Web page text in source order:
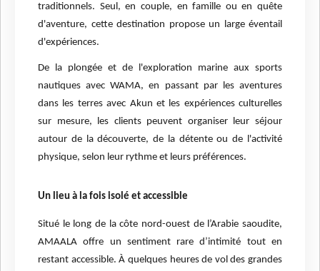
traditionnels. Seul, en couple, en famille ou en quête
d'aventure, cette destination propose un large éventail
d'expériences.
De la plongée et de l'exploration marine aux sports
nautiques avec WAMA, en passant par les aventures
dans les terres avec Akun et les expériences culturelles
sur mesure, les clients peuvent organiser leur séjour
autour de la découverte, de la détente ou de l'activité
physique, selon leur rythme et leurs préférences.
Un lieu à la fois isolé et accessible
Situé le long de la côte nord-ouest de l’Arabie saoudite,
AMAALA offre un sentiment rare d’intimité tout en
restant accessible. À quelques heures de vol des grandes